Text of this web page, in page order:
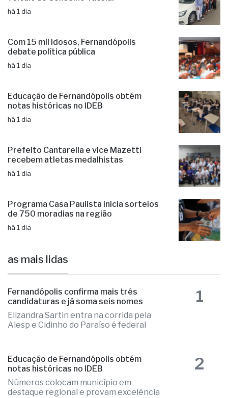
há 1 dia
Com 15 mil idosos, Fernandópolis
debate política pública
há 1 dia
Educação de Fernandópolis obtém
notas históricas no IDEB
há 1 dia
Prefeito Cantarella e vice Mazetti
recebem atletas medalhistas
há 1 dia
Programa Casa Paulista inicia sorteios
de 750 moradias na região
há 1 dia
as mais lidas
Fernandópolis confirma mais três
candidaturas e já soma seis nomes
Elizandra Sartin entra na corrida pela
Alesp e Cidinho do Paraíso é federal
1
Educação de Fernandópolis obtém
notas históricas no IDEB
Números colocam município em
destaque regional e provam excelência
2